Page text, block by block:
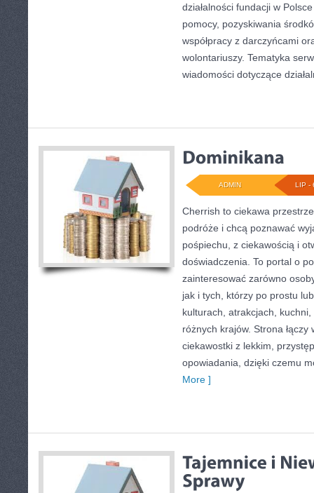
działalności fundacji w
pomocy, pozyskiwania
współpracy z darczyńcami
wolontariuszy. Tematyka
wiadomości dotyczące
LIP -
ADMIN
Cherrish to ciekawa
podróże i chcą poznawać
pośpiechu, z ciekawością i
doświadczenia. To portal o
zainteresować zarówno
jak i tych, którzy po prostu
kulturach, atrakcjach,
różnych krajów. Strona
ciekawostki z lekkim,
opowiadania, dzięki czemu
More ]